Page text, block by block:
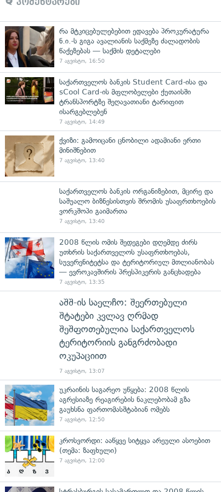
რა მტკიცებულებებით ედავება პროკურატურა
ნ.ი.-ს გიგა ავალიანის საქმეზე ძალადობის
წაქეზებას — საქმის დეტალები
7 აგვისტო, 16:50
საქართველოს ბანკის Student Card-ისა და
sCool Card-ის მფლობელები ქუთაისში
ტრანსპორტზე შეღავათიანი ტარიფით
ისარგებლებენ
7 აგვისტო, 14:49
ქვიზი: გამოიცანი ცნობილი ადამიანი ერთი
მინიშნებით
7 აგვისტო, 13:40
საქართველოს ბანკის ორგანიზებით, მცირე და
საშუალო ბიზნესისთვის შრომის უსაფრთხოების
ვორკშოპი გაიმართა
7 აგვისტო, 13:40
2008 წლის ომის შედეგები დღემდე ძირს
უთხრის საქართველოს უსაფრთხოებას,
სუვერენიტეტსა და ტერიტორიულ მთლიანობას
— ევროკავშირის პრესპიკერის განცხადება
7 აგვისტო, 13:35
აშშ-ის საელჩო: შეერთებული
შტატები კვლავ ღრმად
შეშფოთებულია საქართველოს
ტერიტორიის განგრძობადი
ოკუპაციით
7 აგვისტო, 13:07
უკრაინის საგარეო უწყება: 2008 წლის
აგრესიაზე რეაგირების ნაკლებობამ გზა
გაუხსნა ფართომასშტაბიან ომებს
7 აგვისტო, 12:50
კროსვორდი: ააწყვე სიტყვა არეული ასოებით
(თემა: ზაფხული)
7 აგვისტო, 12:00